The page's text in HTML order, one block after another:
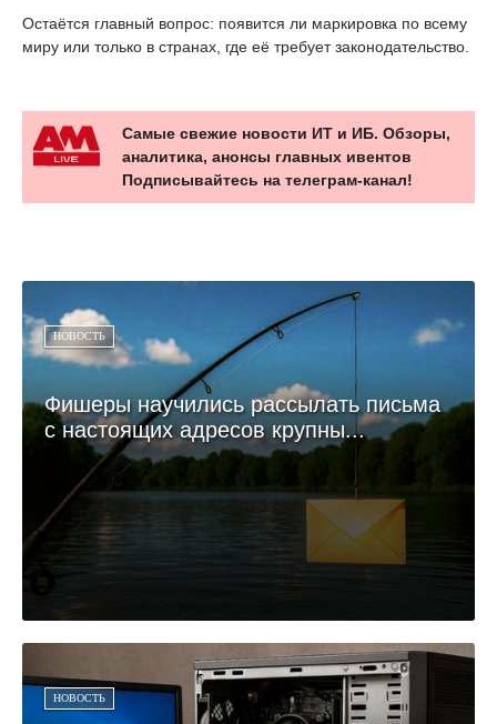
Остаётся главный вопрос: появится ли маркировка по всему
миру или только в странах, где её требует законодательство.
Самые свежие новости ИТ и ИБ. Обзоры,
аналитика, анонсы главных ивентов
Подписывайтесь на телеграм-канал!
НОВОСТЬ
Фишеры научились рассылать письма
с настоящих адресов крупны...
НОВОСТЬ